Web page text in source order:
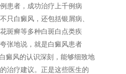
患者，成功治疗上千例病
只白癜风，还包括银屑病、
斑癣等多种白斑白点类疾
张地说，就是白癜风患者
癜风的认识深刻，能够细致地
治疗建议。正是这些医生的